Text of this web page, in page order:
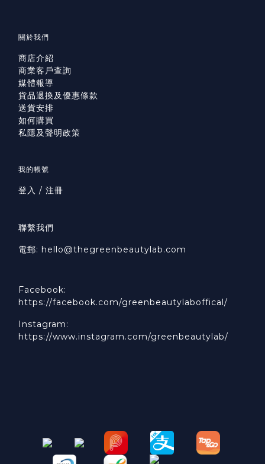
關於我們
商店介紹
商業客戶查詢
媒體報導
貨品退換及優惠條款
送貨安排
如何購買
私隱及聲明政策
我的帳號
登入 / 注冊
聯繫我們
電郵: hello@thegreenbeautylab.com
Facebook:
https://facebook.com/greenbeautylaboffical/
Instagram:
https://www.instagram.com/greenbeautylab/